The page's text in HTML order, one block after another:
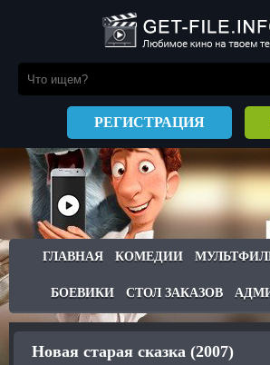
РЕГИСТРАЦИЯ
ГЛАВНАЯ КОМЕДИИ
БОЕВИКИ СТОЛ ЗАКАЗОВ
Новая старая сказка (2007)